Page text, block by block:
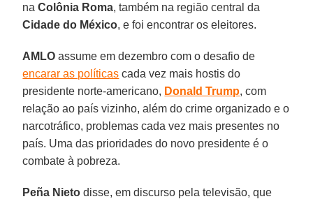
naColônia Roma, também na região central da
Cidade do México, e foi encontrar os eleitores.
AMLO assume em dezembro com o desafio de
encarar as políticas cada vez mais hostis do
presidente norte-americano, Donald Trump, com
relação ao país vizinho, além do crime organizado e o
narcotráfico, problemas cada vez mais presentes no
país. Uma das prioridades do novo presidente é o
combate à pobreza.
Peña Nieto disse, em discurso pela televisão, que